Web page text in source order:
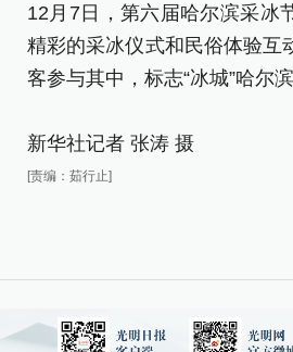
12月7日，第六届哈尔滨采冰
精彩的采冰仪式和民俗体验互
客参与其中，标志“冰城”哈尔
新华社记者 张涛 摄
[责编：茹行止]